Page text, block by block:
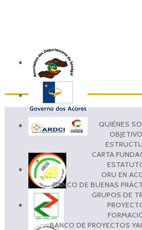
QUIÉNES
CARTA
ORU EN
BANCO DE BUENAS
GRUPOS DE
BANCO DE PROYECTOS